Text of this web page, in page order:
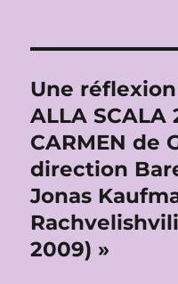
Une réflexion
ALLA SCALA
CARMEN de
direction
Jonas
2009) »